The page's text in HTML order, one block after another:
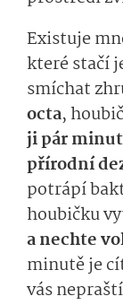
Existuje
které stačí
smíchat
octa,
ji pár minut
přírodní
potrápí
houbičku
a nechte
minutě je
vás